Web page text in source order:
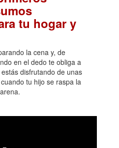
tu hogar y
la cena y, de
en el dedo te obliga a
disfrutando de unas
tu hijo se raspa la